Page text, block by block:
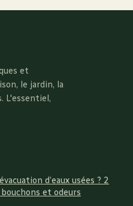
et
le jardin, la
L'essentiel,
d’eaux usées ? 2
et odeurs